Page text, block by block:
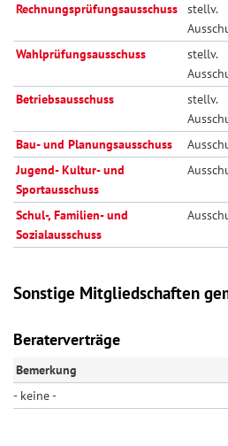
Rechnungsprüfungsausschuss
stellv.
Wahlprüfungsausschuss
stellv.
Betriebsausschuss
stellv.
Bau- und Planungsausschuss
Jugend- Kultur- und
Sportausschuss
Schul-, Familien- und
Sozialausschuss
Sonstige Mitgliedschaften
Beraterverträge
Bemerkung
- keine -